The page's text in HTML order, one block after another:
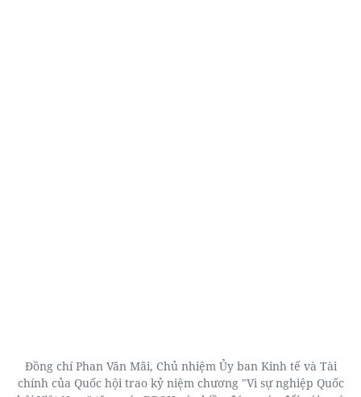
Đồng chí Phan Văn Mãi, Chủ nhiệm Ủy ban Kinh tế và Tài
chính của Quốc hội trao kỷ niệm chương "Vì sự nghiệp Quốc